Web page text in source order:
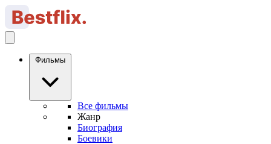
Фильмы
Все фильмы
Жанр
Биография
Боевики